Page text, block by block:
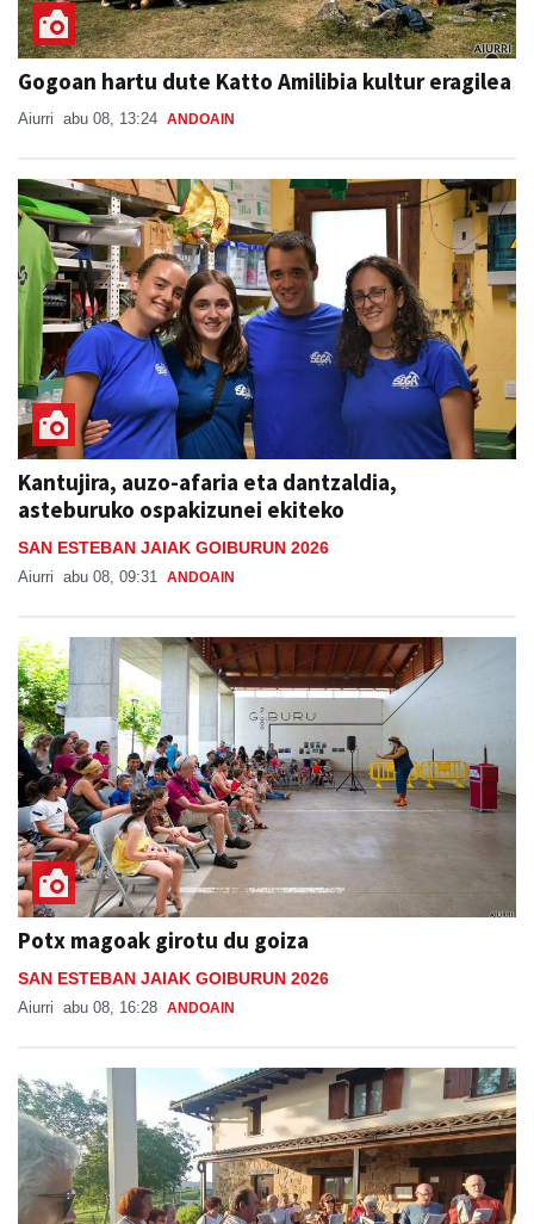
Gogoan hartu dute Katto Amilibia kultur eragilea
Aiurri abu 08, 13:24 ANDOAIN
Kantujira, auzo-afaria eta dantzaldia,
asteburuko ospakizunei ekiteko
SAN ESTEBAN JAIAK GOIBURUN 2026
Aiurri abu 08, 09:31 ANDOAIN
Potx magoak girotu du goiza
SAN ESTEBAN JAIAK GOIBURUN 2026
Aiurri abu 08, 16:28 ANDOAIN